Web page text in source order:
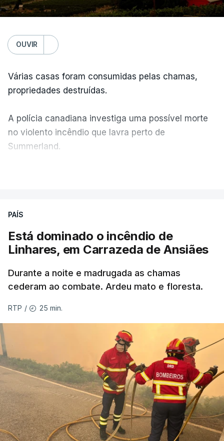
OUVIR
Várias casas foram consumidas pelas chamas,
propriedades destruídas.
A polícia canadiana investiga uma possível morte
no violento incêndio que lavra perto de
Summerland.
ERRO100
ERROR ON HTML5 MEDIA ELEMENT
ESTE CONTEÚDO ESTÁ NESTE
MOMENTO INDISPONÍVEL
As autoridades canadianas estimam que vai levar
dias ou semanas para controlar o fogo. Mais de
dois mil operacionais estão no terreno no combate
às chamas.
PAÍS
Está dominado o incêndio de
Linhares, em Carrazeda de Ansiães
Durante a noite e madrugada as chamas
cederam ao combate. Ardeu mato e floresta.
RTP / 25 min.